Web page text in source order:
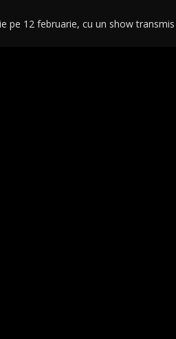
pe 12 februarie, cu un show